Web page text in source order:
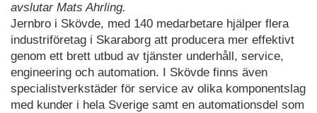
avslutar Mats Ahrling.
Jernbro i Skövde, med 140 medarbetare hjälper flera
industriföretag i Skaraborg att producera mer effektivt
genom ett brett utbud av tjänster underhåll, service,
engineering och automation. I Skövde finns även
specialistverkstäder för service av olika komponentslag
med kunder i hela Sverige samt en automationsdel som